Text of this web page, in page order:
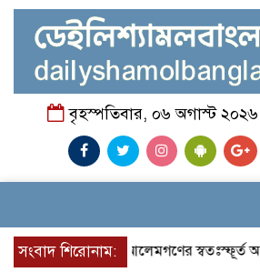
বৃহস্পতিবার, ০৬ অগাস্ট
সংবাদ শিরোনাম:আলেমগণের স্বতঃস্ফূর্ত